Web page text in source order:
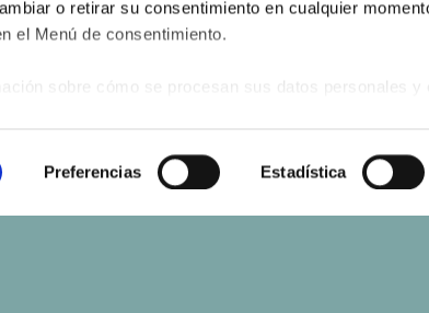
o retirar su consentimiento en cualquier
el Menú de consentimiento.
sobre cómo se procesan sus datos personales y
sitio web se usan para personalizar el contenido y los
el tráfico. Además, compartimos información
Preferencias Estadística